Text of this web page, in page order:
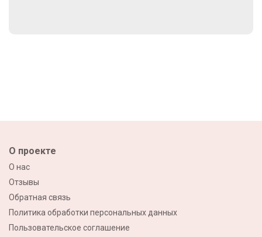
О проекте
О нас
Отзывы
Обратная связь
Политика обработки персональных данных
Пользовательское соглашение